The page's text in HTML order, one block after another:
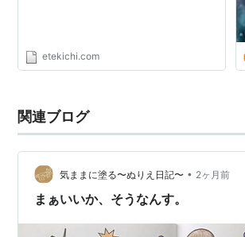
進化の系譜
etekichi.com
関連ブログ
気ままに塗る〜ぬりえ日記〜 • 2ヶ月前
まぁいいか、そうなんす。